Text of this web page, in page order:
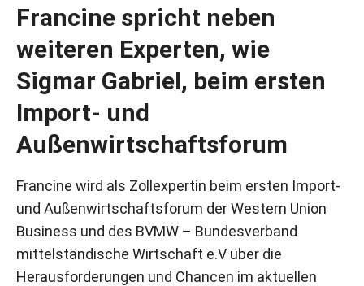
Francine spricht neben
weiteren Experten, wie
Sigmar Gabriel, beim ersten
Import- und
Außenwirtschaftsforum
Francine wird als Zollexpertin beim ersten Import-
und Außenwirtschaftsforum der Western Union
Business und des BVMW – Bundesverband
mittelständische Wirtschaft e.V über die
Herausforderungen und Chancen im aktuellen